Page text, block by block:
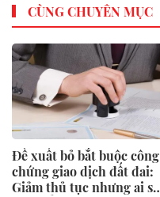
CÙNG CHUYÊN MỤC
Đề xuất bỏ bắt buộc công
chứng giao dịch đất đai:
Giảm thủ tục nhưng ai sẽ